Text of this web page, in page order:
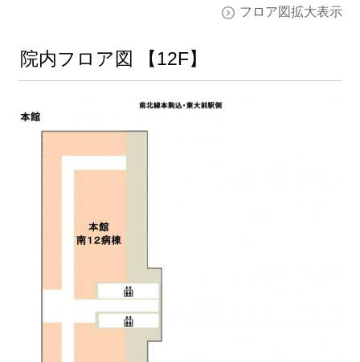
フロア図拡大表示
院内フロア図 【12F】